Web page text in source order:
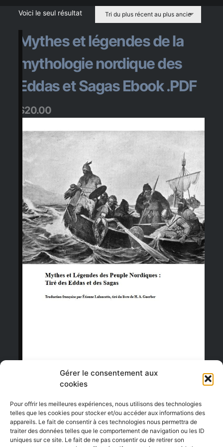
Gérer le consentement aux
cookies
Pour offrir les meilleures expériences, nous utilisons des technologies
telles que les cookies pour stocker et/ou accéder aux informations des
appareils. Le fait de consentir à ces technologies nous permettra de
traiter des données telles que le comportement de navigation ou les ID
uniques sur ce site. Le fait de ne pas consentir ou de retirer son
e s
anciens
Voici le seul résultat
Mythes et légendes de la
mythologie nordique des
Eddas et Sagas Ebook .PDF
$20.00